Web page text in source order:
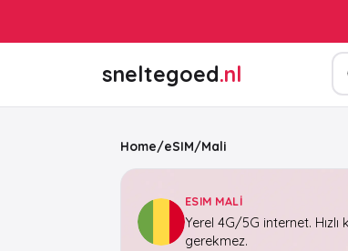
sneltegoed.nl
Home/eSIM/Mali
ESIM MALI
Yerel 4G/5G internet. Hızlı
gerekmez.